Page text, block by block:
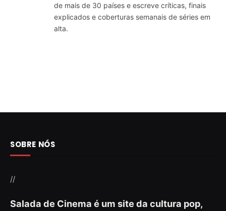
de mais de 30 países e escreve críticas, finais
explicados e coberturas semanais de séries em
alta.
SOBRE NÓS
//
Salada de Cinema é um site da cultura pop,